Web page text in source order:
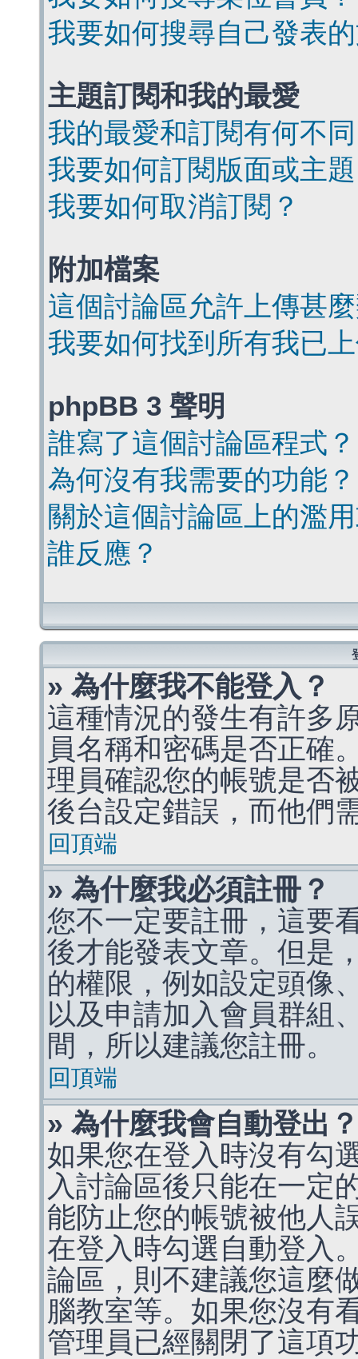
我要如何搜尋自己發表
主題訂閱和我的最愛
我的最愛和訂閱有何不
我要如何訂閱版面或主
我要如何取消訂閱？
附加檔案
這個討論區允許上傳甚
我要如何找到所有我已
phpBB 3 聲明
誰寫了這個討論區程式？
為何沒有我需要的功能？
關於這個討論區上的濫
誰反應？
» 為什麼我不能登入？
這種情況的發生有許多
員名稱和密碼是否正確
理員確認您的帳號是否
後台設定錯誤，而他們
回頂端
» 為什麼我必須註冊？
您不一定要註冊，這要
後才能發表文章。但是
的權限，例如設定頭像
以及申請加入會員群組
間，所以建議您註冊。
回頂端
» 為什麼我會自動登出？
如果您在登入時沒有勾
入討論區後只能在一定
能防止您的帳號被他人
在登入時勾選自動登入
論區，則不建議您這麼
腦教室等。如果您沒有
管理員已經關閉了這項